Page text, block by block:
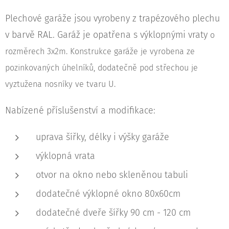
Plechové garáže jsou vyrobeny z trapézového plechu
v barvě RAL. Garáž je opatřena s výklopnými vraty o
rozměrech 3x2m. Konstrukce garáže je vyrobena ze
pozinkovaných úhelníků, dodatečně pod střechou je
vyztužena nosníky ve tvaru U.
Nabízené příslušenství a modifikace:
uprava šířky, délky i výšky garáže
výklopná vrata
otvor na okno nebo skleněnou tabuli
dodatečné výklopné okno 80x60cm
dodatečné dveře šířky 90 cm - 120 cm